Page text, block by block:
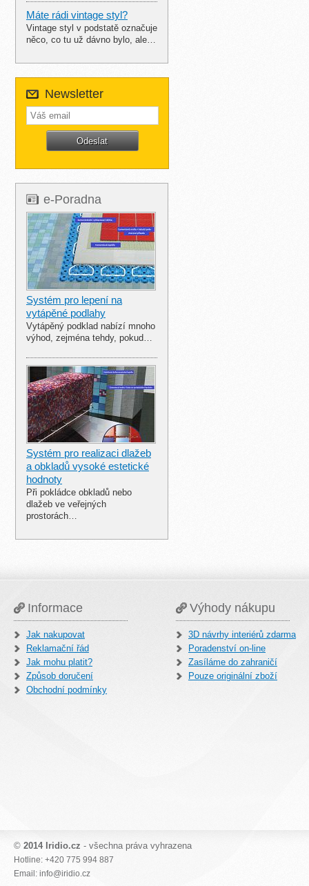
Máte rádi vintage styl?
Vintage styl v podstatě označuje
něco, co tu už dávno bylo, ale…
Newsletter
e-Poradna
Systém pro lepení na
vytápěné podlahy
Vytápěný podklad nabízí mnoho
výhod, zejména tehdy, pokud…
Systém pro realizaci dlažeb
a obkladů vysoké estetické
hodnoty
Při pokládce obkladů nebo
dlažeb ve veřejných
prostorách…
Informace
Jak nakupovat
Reklamační řád
Jak mohu platit?
Způsob doručení
Obchodní podmínky
Výhody nákupu
3D návrhy interiérů zdarma
Poradenství on-line
Zasíláme do zahraničí
Pouze originální zboží
© 2014 Iridio.cz - všechna práva vyhrazena
Hotline: +420 775 994 887
Email: info@iridio.cz